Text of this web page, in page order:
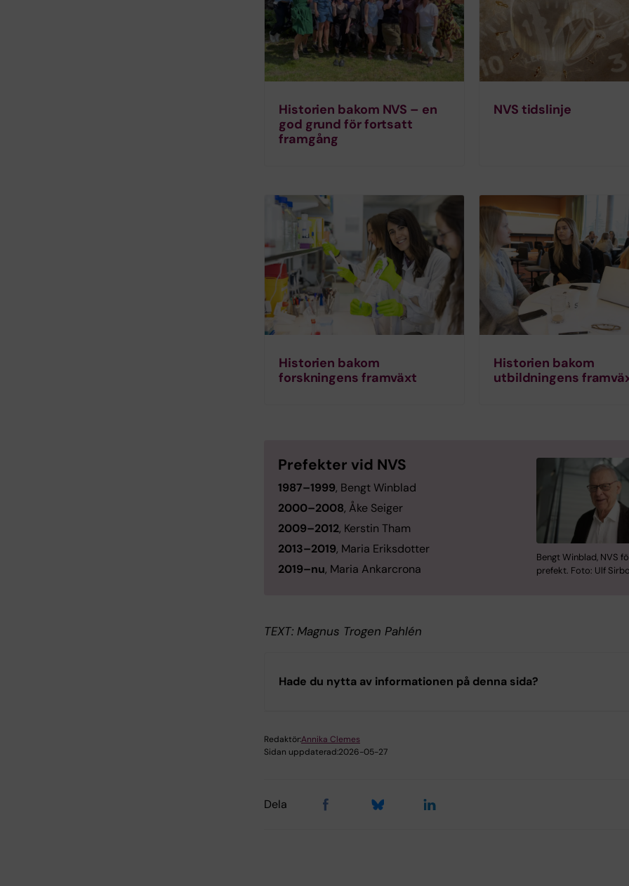
Historien bakom NVS – en
god grund för fortsatt
framgång
NVS tidslinje
Historien bakom
forskningens framväxt
Historien bakom
utbildningens
Bengt Winblad, NVS
prefekt. Foto: Ulf
Prefekter vid NVS
1987–1999, Bengt Winblad
2000–2008, Åke Seiger
2009–2012, Kerstin Tham
2013–2019, Maria Eriksdotter
2019–nu, Maria Ankarcrona
TEXT: Magnus Trogen Pahlén
Hade du nytta av informationen på denna sida?
Redaktör:Annika Clemes
Sidan uppdaterad:2026-05-27
Dela